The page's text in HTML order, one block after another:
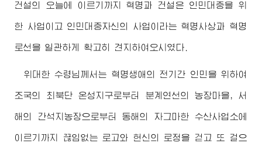
건설의 오늘에 이르기까지 혁명과 건설은 인민대중을 위
한 사업이고 인민대중자신의 사업이라는 혁명사상과 혁명
로선을 일관하게 확고히 견지하여오시였다.
위대한 수령님 께서는 혁명생애의 전기간 인민을 위하여
조국의 최북단 온성지구로부터 분계연선의 농장마을, 서
해의 간석지농장으로부터 동해의 자그마한 수산사업소에
이르기까지 끊임없는 로고와 헌신의 로정을 걷고 또 걸으